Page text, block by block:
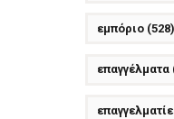
εμπόριο(528)
επαγγέλματα